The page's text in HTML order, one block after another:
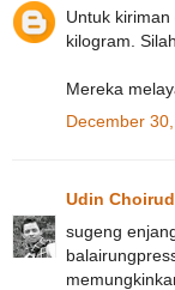
Untuk
kilogram.
Mereka
December
Udin
sugeng